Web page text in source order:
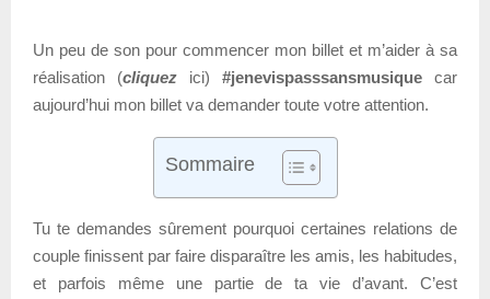
Un peu de son pour commencer mon billet et m’aider à sa
réalisation (cliquez ici) #jenevispasssansmusique car
aujourd’hui mon billet va demander toute votre attention.
Sommaire
Tu te demandes sûrement pourquoi certaines relations de
couple finissent par faire disparaître les amis, les habitudes,
et parfois même une partie de ta vie d’avant. C’est